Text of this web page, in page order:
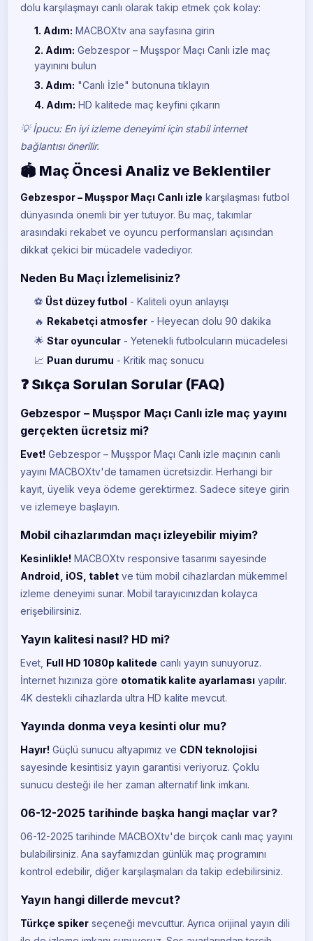
dolu karşılaşmayı canlı olarak takip etmek çok kolay:
1. Adım: MACBOXtv ana sayfasına girin
2. Adım: Gebzespor – Muşspor Maçı Canlı izle maç
yayınını bulun
3. Adım: "Canlı İzle" butonuna tıklayın
4. Adım: HD kalitede maç keyfini çıkarın
💡 İpucu: En iyi izleme deneyimi için stabil internet
bağlantısı önerilir.
🏟️ Maç Öncesi Analiz ve Beklentiler
Gebzespor – Muşspor Maçı Canlı izle karşılaşması futbol
dünyasında önemli bir yer tutuyor. Bu maç, takımlar
arasındaki rekabet ve oyuncu performansları açısından
dikkat çekici bir mücadele vadediyor.
Neden Bu Maçı İzlemelisiniz?
⚽ Üst düzey futbol - Kaliteli oyun anlayışı
🔥 Rekabetçi atmosfer - Heyecan dolu 90 dakika
🌟 Star oyuncular - Yetenekli futbolcuların mücadelesi
📈 Puan durumu - Kritik maç sonucu
❓ Sıkça Sorulan Sorular (FAQ)
Gebzespor – Muşspor Maçı Canlı izle maç yayını
gerçekten ücretsiz mi?
Evet! Gebzespor – Muşspor Maçı Canlı izle maçının canlı
yayını MACBOXtv'de tamamen ücretsizdir. Herhangi bir
kayıt, üyelik veya ödeme gerektirmez. Sadece siteye girin
ve izlemeye başlayın.
Mobil cihazlarımdan maçı izleyebilir miyim?
Kesinlikle! MACBOXtv responsive tasarımı sayesinde
Android, iOS, tablet ve tüm mobil cihazlardan mükemmel
izleme deneyimi sunar. Mobil tarayıcınızdan kolayca
erişebilirsiniz.
Yayın kalitesi nasıl? HD mi?
Evet, Full HD 1080p kalitede canlı yayın sunuyoruz.
İnternet hızınıza göre otomatik kalite ayarlaması yapılır.
4K destekli cihazlarda ultra HD kalite mevcut.
Yayında donma veya kesinti olur mu?
Hayır! Güçlü sunucu altyapımız ve CDN teknolojisi
sayesinde kesintisiz yayın garantisi veriyoruz. Çoklu
sunucu desteği ile her zaman alternatif link imkanı.
06-12-2025 tarihinde başka hangi maçlar var?
06-12-2025 tarihinde MACBOXtv'de birçok canlı maç yayını
bulabilirsiniz. Ana sayfamızdan günlük maç programını
kontrol edebilir, diğer karşılaşmaları da takip edebilirsiniz.
Yayın hangi dillerde mevcut?
Türkçe spiker seçeneği mevcuttur. Ayrıca orijinal yayın dili